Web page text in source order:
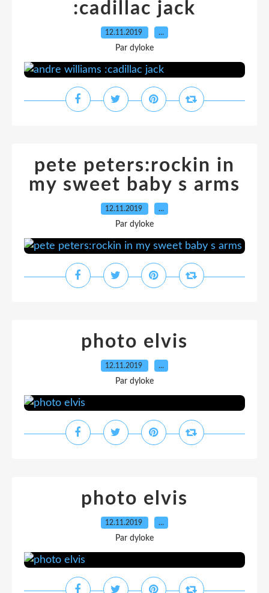
:cadillac jack
12.11.2019 …
Par dyloke
pete peters:rockin in
my sweet baby s arms
12.11.2019 …
Par dyloke
photo elvis
12.11.2019 …
Par dyloke
photo elvis
12.11.2019 …
Par dyloke